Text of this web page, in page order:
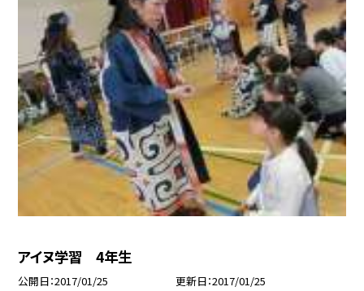
アイヌ学習 4年生
公開日 2017/01/25 更新日 2017/01/25